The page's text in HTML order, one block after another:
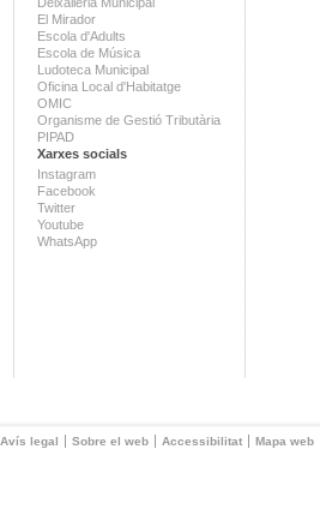
El Mirador
Escola d'Adults
Escola de Música
Ludoteca Municipal
Oficina Local d'Habitatge
OMIC
Organisme de Gestió Tributària
PIPAD
Xarxes socials
Instagram
Facebook
Twitter
Youtube
WhatsApp
Avís legal Sobre el web Accessibilitat Mapa web